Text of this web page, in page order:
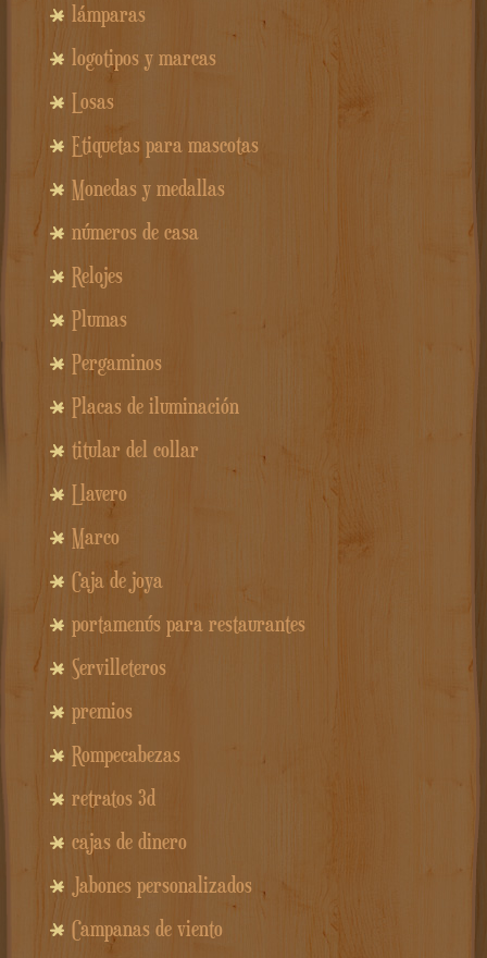
lámparas
logotipos y marcas
Losas
Etiquetas para mascotas
Monedas y medallas
números de casa
Relojes
Plumas
Pergaminos
Placas de iluminación
titular del collar
Llavero
Marco
Caja de joya
portamenús para restaurantes
Servilleteros
premios
Rompecabezas
retratos 3d
cajas de dinero
Jabones personalizados
Campanas de viento